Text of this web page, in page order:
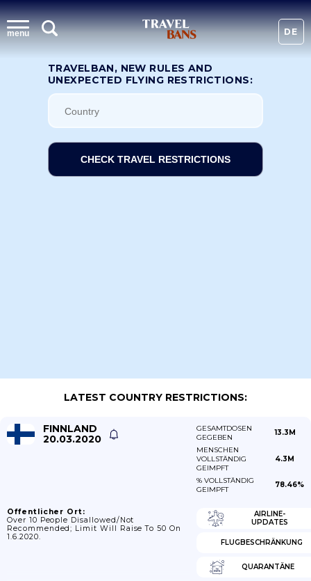
menu DE
TRAVELBAN, NEW RULES AND
UNEXPECTED FLYING RESTRICTIONS:
CHECK TRAVEL RESTRICTIONS
LATEST COUNTRY RESTRICTIONS:
FINNLAND
20.03.2020
GESAMTDOSEN
GEGEBEN
13.3M
MENSCHEN
VOLLSTÄNDIG
GEIMPFT
4.3M
% VOLLSTÄNDIG
GEIMPFT
78.46%
Öffentlicher Ort:
Over 10 People Disallowed/not
Recommended; Limit Will Raise To 50 On
1.6.2020.
AIRLINE-
UPDATES
FLUGBESCHRÄNKUNG
QUARANTÄNE